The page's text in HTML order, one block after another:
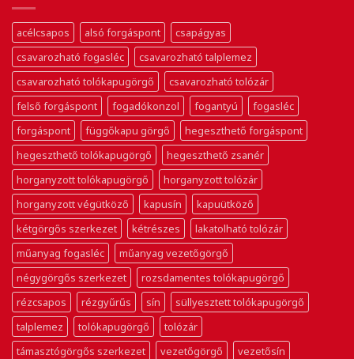
acélcsapos alsó forgáspont
csapágyas
csavarozható fogasléc
csavarozható talplemez
csavarozható tolókapugörgő
csavarozható tolózár
felső forgáspont
fogadókonzol fogantyú
fogasléc
forgáspont
függőkapu görgő
hegeszthető forgáspont
hegeszthető tolókapugörgő
hegeszthető zsanér
horganyzott tolókapugörgő
horganyzott tolózár
horganyzott végütköző
kapusín
kapuütköző
kétgörgős szerkezet
kétrészes
lakatolható tolózár
műanyag fogasléc
műanyag vezetőgörgő
négygörgős szerkezet
rozsdamentes tolókapugörgő
rézcsapos
rézgyűrűs sín
süllyesztett tolókapugörgő
talplemez
tolókapugörgő
tolózár
támasztógörgős szerkezet
vezetőgörgő
vezetősín